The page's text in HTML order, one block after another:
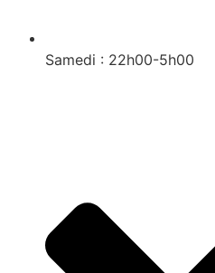
Samedi : 22h00-5h00